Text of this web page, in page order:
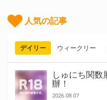
人気の記事
デイリー ウィークリー
しゅにち関数
辦！
2026.08.07